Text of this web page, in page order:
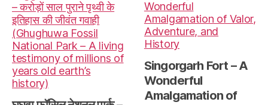
Singorgarh Fort – A
Wonderful
Amalgamation of